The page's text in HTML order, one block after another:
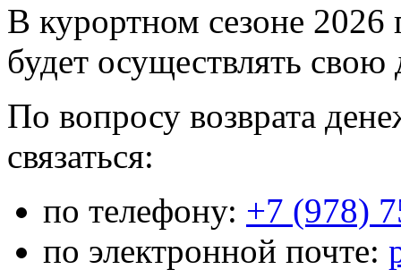
В курортном сезоне 2026
будет осуществлять свою
По вопросу возврата
связаться:
по телефону: +7 (978)
по электронной почте: